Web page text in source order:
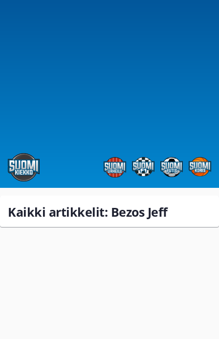
Kaikki artikkelit: Bezos Jeff